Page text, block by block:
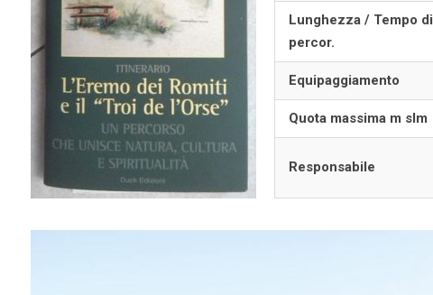
Lunghezza / Tempo di
percor.
Equipaggiamento
Quota massima m slm
Responsabile